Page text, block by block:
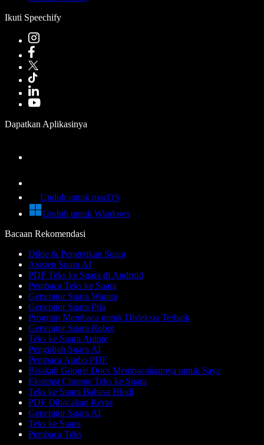
Ikuti Speechify
Dapatkan Aplikasinya
Unduh untuk macOS
Unduh untuk Windows
Bacaan Rekomendasi
Dikte & Pengetikan Suara
Asisten Suara AI
PDF Teks ke Suara di Android
Pembaca Teks ke Suara
Generator Suara Wanita
Generator Suara Pria
Program Membaca untuk Disleksia Terbaik
Generator Suara Robot
Teks ke Suara Anime
Pengubah Suara AI
Pembaca Audio PDF
Bisakah Google Docs Membacakannya untuk Saya
Ekstensi Chrome Teks ke Suara
Teks ke Suara Bahasa Hindi
PDF Dibacakan Keras
Generator Suara AI
Teks ke Suara
Pembaca Teks